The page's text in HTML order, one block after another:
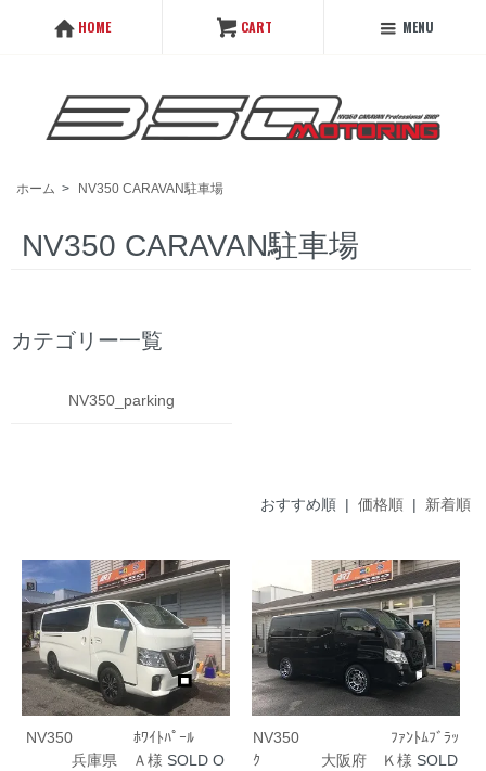
HOME CART MENU
ホーム > NV350 CARAVAN駐車場
NV350 CARAVAN駐車場
カテゴリー一覧
NV350_parking
おすすめ順 | 価格順| 新着順
NV350 ﾎﾜｲﾄﾊﾟｰﾙ
兵庫県 Ａ様 SOLD O
NV350 ﾌｧﾝﾄﾑﾌﾞﾗｯ
ｸ 大阪府 Ｋ様 SOLD